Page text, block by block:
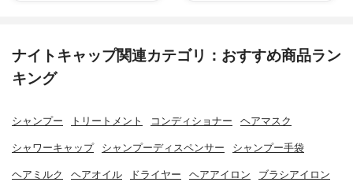
ナイトキャップ関連カテゴリ：おすすめ商品ラン
キング
シャンプー トリートメント コンディショナー ヘアマスク
シャワーキャップ シャンプーディスペンサー シャンプー手袋
ヘアミルク ヘアオイル ドライヤー ヘアアイロン ブラシアイロン